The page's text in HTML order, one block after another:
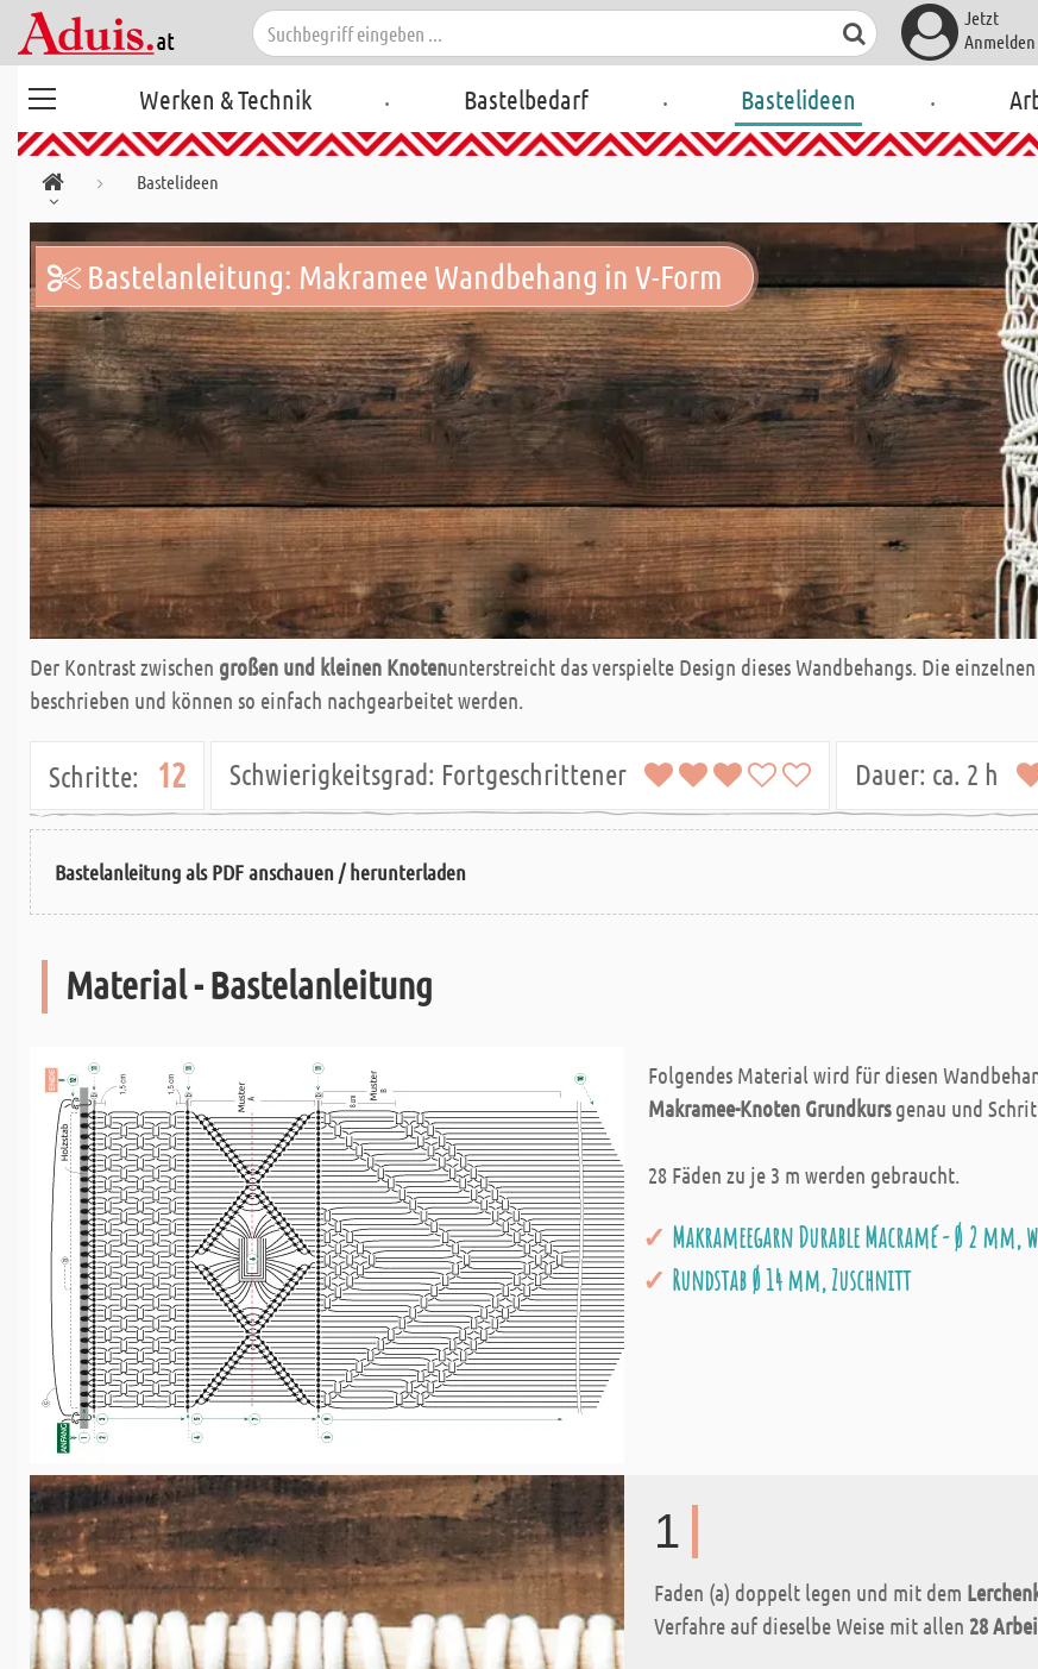
Jetzt
Anmelden
Werken & Technik . Bastelbedarf . Bastelideen .
Bastelideen
Bastelanleitung: Makramee Wandbehang in V-Form
Der Kontrast zwischen großen und kleinen Knotenunterstreicht das verspielte Design dieses Wandbehangs. Die
beschrieben und können so einfach nachgearbeitet werden.
Schritte: 12 Schwierigkeitsgrad: Fortgeschrittener Dauer: ca. 2 h
Bastelanleitung als PDF anschauen / herunterladen
Material - Bastelanleitung
Folgendes Material wird für diesen
Makramee-Knoten Grundkursgenau und
28 Fäden zu je 3 m werden gebraucht.
Makrameegarn Durable Macramé - Ø 2 mm,
Rundstab Ø 14 mm, Zuschnitt
1
Faden (a) doppelt legen und mit dem
Verfahre auf dieselbe Weise mit allen 28